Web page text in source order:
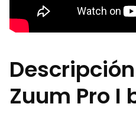
Zuum Pro I